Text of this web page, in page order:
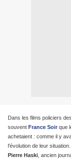
Dans les films policiers
souvent France Soir que
achetaient : comme il y
l'évolution de leur
Pierre Haski , ancien